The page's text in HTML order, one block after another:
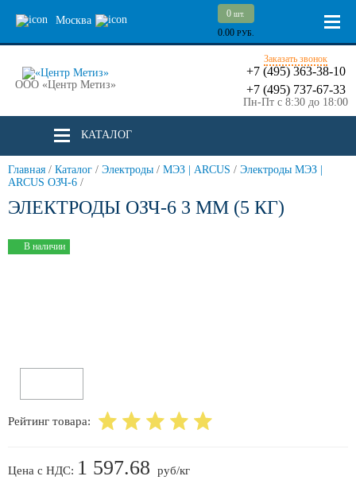
Москва
0 шт.
0.00 РУБ.
ООО «Центр Метиз»
Заказать звонок
+7 (495) 363-38-10
+7 (495) 737-67-33
Пн-Пт с 8:30 до 18:00
КАТАЛОГ
Главная / Каталог / Электроды / МЭЗ | ARCUS / Электроды МЭЗ |
ARCUS ОЗЧ-6 /
ЭЛЕКТРОДЫ ОЗЧ-6 3 ММ (5 КГ)
В наличии
Рейтинг товара:
Цена с НДС: 1 597.68 руб/кг